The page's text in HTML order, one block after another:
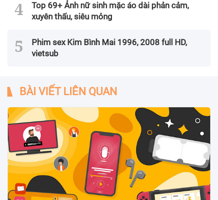
Top 69+ Ảnh nữ sinh mặc áo dài phản cảm,
xuyên thấu, siêu mỏng
Phim sex Kim Bình Mai 1996, 2008 full HD,
vietsub
BÀI VIẾT LIÊN QUAN